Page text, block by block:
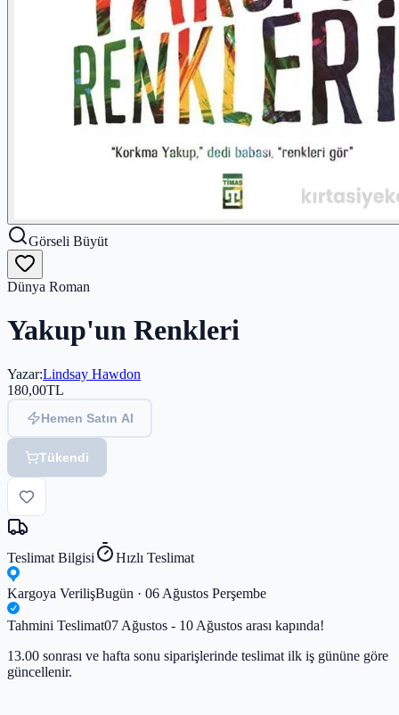
Görseli Büyüt
Dünya Roman
Yakup'un Renkleri
Yazar:Lindsay Hawdon
180,00TL
Hemen Satın Al
Tükendi
Teslimat Bilgisi Hızlı Teslimat
Kargoya VerilişBugün · 06 Ağustos Perşembe
Tahmini Teslimat07 Ağustos - 10 Ağustos arası kapında!
13.00 sonrası ve hafta sonu siparişlerinde teslimat ilk iş gününe göre
güncellenir.